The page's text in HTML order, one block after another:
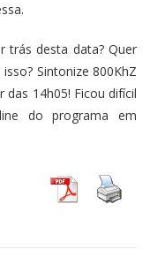
trás desta data? Quer
Sintonize 800KhZ
14h05! Ficou difícil
do programa em